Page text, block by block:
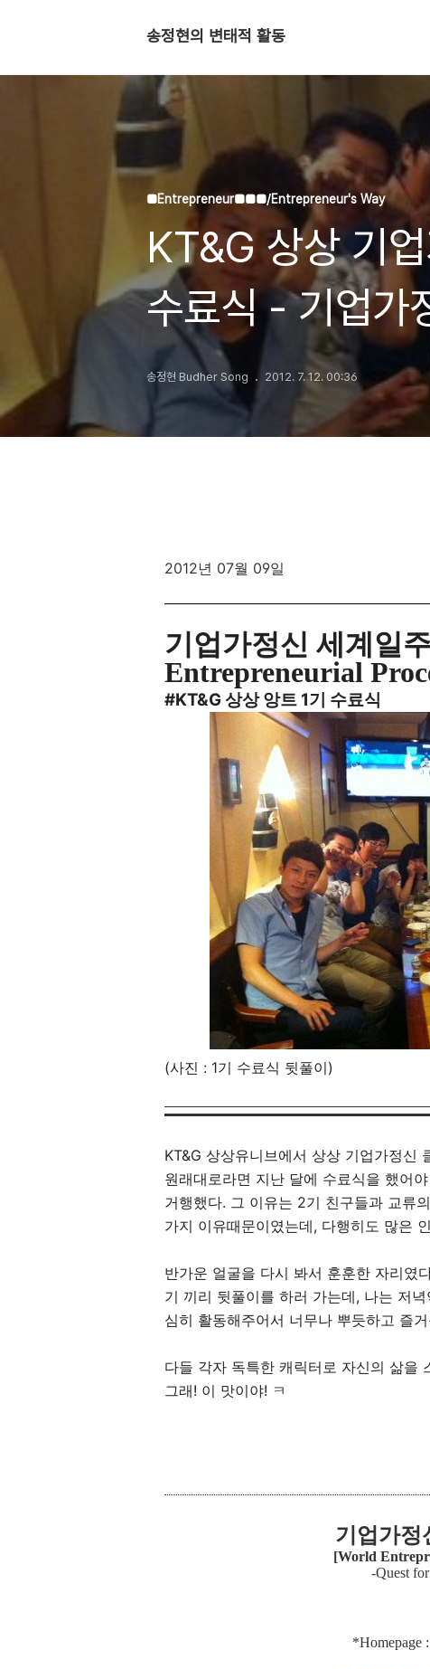
송정현의 변태적 활동
■Entrepreneur■■■/Entrepreneur's Way
KT&G 상상 기
수료식 - 기업가
송정현 Budher Song 2012. 7. 12. 00:36
2012년 07월 09일
기업가정신 세계일
Entrepreneurial
#KT&G 상상 앙트 1기 수료식
(사진 : 1기 수료식 뒷풀이)
KT&G 상상유니브에서 상상 기업가정신
원래대로라면 지난 달에 수료식을 했어
거행했다. 그 이유는 2기 친구들과 교류
가지 이유때문이였는데, 다행히도 많은
반가운 얼굴을 다시 봐서 훈훈한 자리였
기 끼리 뒷풀이를 하러 가는데, 나는 저
심히 활동해주어서 너무나 뿌듯하고 즐
다들 각자 독특한 캐릭터로 자신의 삶을
그래! 이 맛이야! ㅋ
기업가정
[World
-Quest
*Homepage :